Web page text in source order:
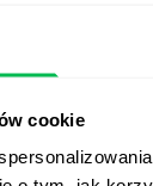
cookie